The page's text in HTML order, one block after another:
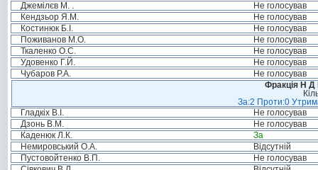
Джемілєв М. .
Не голосував
Кендзьор Я.М.
Не голосував
Костинюк Б.І.
Не голосував
Поживанов М.О.
Не голосував
Ткаленко О.С.
Не голосував
Удовенко Г.Й.
Не голосував
Чубаров Р.А.
Не голосував
Фракція Н Д
За:2 Проти:0
Гладкіх В.І.
Не голосував
Дзонь В.М.
Не голосував
Каденюк Л.К.
За
Немировський О.А.
Відсутній
Пустовойтенко В.П.
Не голосував